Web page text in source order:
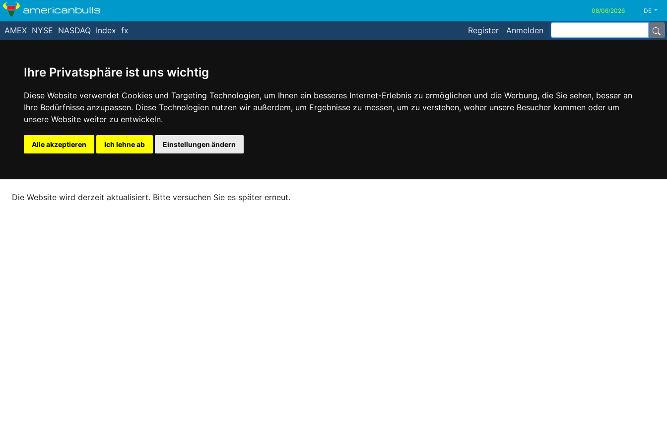
Ihre Privatsphäre ist uns wichtig
Diese Website verwendet Cookies und Targeting Technologien, um Ihnen ein besseres Internet-Erlebnis zu ermöglichen und die Werbung, die Sie sehen, besser an
Ihre Bedürfnisse anzupassen. Diese Technologien nutzen wir außerdem, um Ergebnisse zu messen, um zu verstehen, woher unsere Besucher kommen oder um
unsere Website weiter zu entwickeln.
Alle akzeptieren Ich lehne ab Einstellungen ändern
americanbulls DE
Register Anmelden
AMEX NYSE NASDAQ Index fx
Die Website wird derzeit aktualisiert. Bitte versuchen Sie es später erneut.